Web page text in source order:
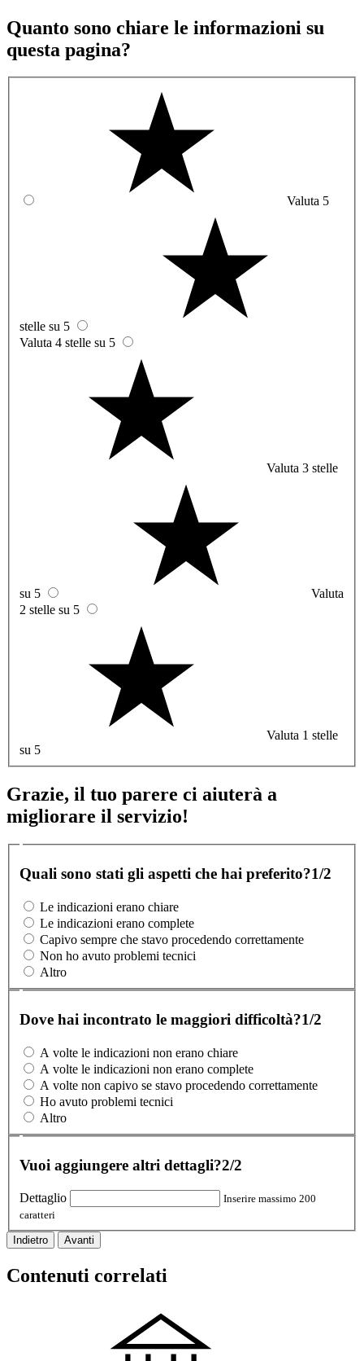
Quanto sono chiare le informazioni su
questa pagina?
Valuta 5
stelle su 5
Valuta 4 stelle su 5
Valuta 3 stelle
su 5
Valuta
2 stelle su 5
Valuta 1 stelle
su 5
Grazie, il tuo parere ci aiuterà a
migliorare il servizio!
Quali sono stati gli aspetti che hai preferito?1/2
Le indicazioni erano chiare
Le indicazioni erano complete
Capivo sempre che stavo procedendo correttamente
Non ho avuto problemi tecnici
Altro
Dove hai incontrato le maggiori difficoltà?1/2
A volte le indicazioni non erano chiare
A volte le indicazioni non erano complete
A volte non capivo se stavo procedendo correttamente
Ho avuto problemi tecnici
Altro
Vuoi aggiungere altri dettagli?2/2
Dettaglio
Inserire massimo 200
caratteri
Indietro Avanti
Contenuti correlati